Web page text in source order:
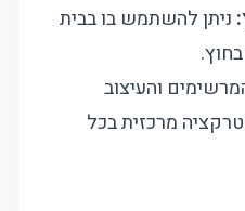
ניתן להשתמש בו בבית
והעיצוב
מרכזית בכל